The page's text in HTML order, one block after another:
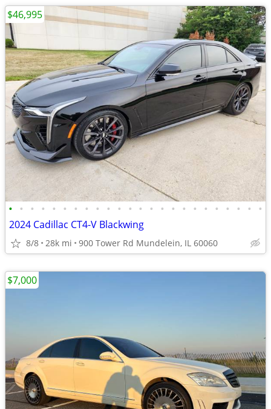
• • • • • • • • • • • • • • • • • • • • • • • •
2024 Cadillac CT4-V Blackwing
8/8 28k mi 900 Tower Rd Mundelein, IL 60060
$46,995
$7,000